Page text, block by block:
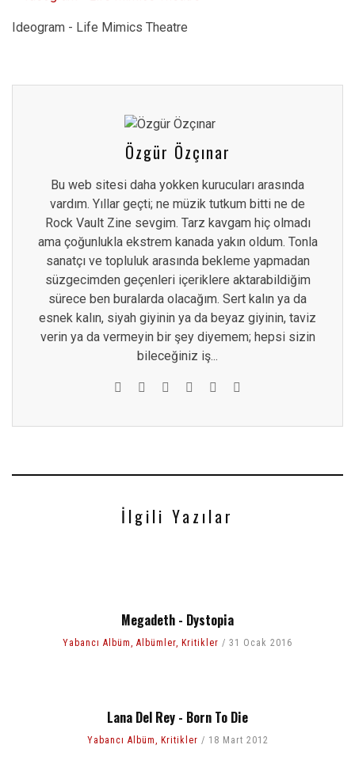
Ideogram - Life Mimics Theatre
Özgür Özçınar
Bu web sitesi daha yokken kurucuları arasında
vardım. Yıllar geçti; ne müzik tutkum bitti ne de
Rock Vault Zine sevgim. Tarz kavgam hiç olmadı
ama çoğunlukla ekstrem kanada yakın oldum. Tonla
sanatçı ve topluluk arasında bekleme yapmadan
süzgecimden geçenleri içeriklere aktarabildiğim
sürece ben buralarda olacağım. Sert kalın ya da
esnek kalın, siyah giyinin ya da beyaz giyinin, taviz
verin ya da vermeyin bir şey diyemem; hepsi sizin
bileceğiniz iş...
İlgili Yazılar
Megadeth - Dystopia
Yabancı Albüm, Albümler, Kritikler 31 Ocak 2016
Lana Del Rey - Born To Die
Yabancı Albüm, Kritikler 18 Mart 2012